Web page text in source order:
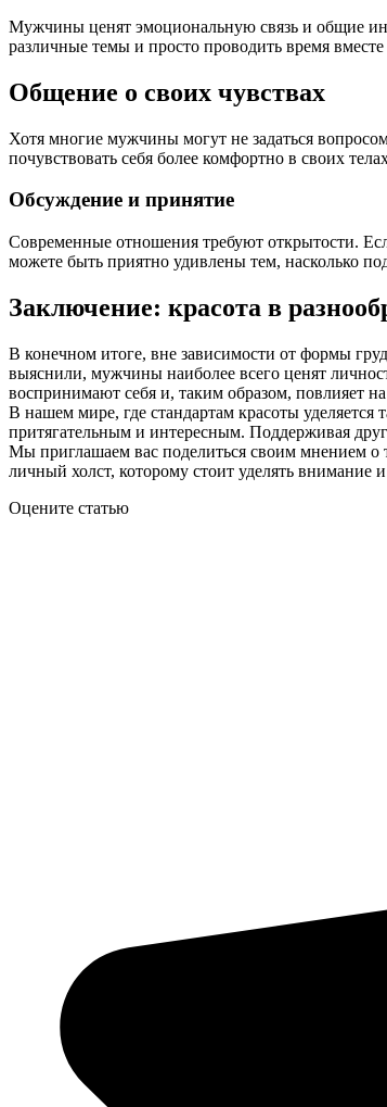
Мужчины ценят эмоциональную связь и общие
различные темы и просто проводить время
Общение о своих чувствах
Хотя многие мужчины могут не задаться
почувствовать себя более комфортно в своих
Обсуждение и принятие
Современные отношения требуют открытости.
можете быть приятно удивлены тем, насколько
Заключение: красота в
В конечном итоге, вне зависимости от формы
выяснили, мужчины наиболее всего ценят
воспринимают себя и, таким образом, повлияет
В нашем мире, где стандартам красоты
притягательным и интересным. Поддерживая
Мы приглашаем вас поделиться своим мнением
личный холст, которому стоит уделять внимание и
Оцените статью